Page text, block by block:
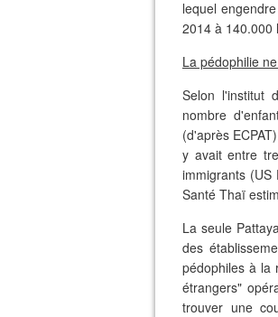
lequel
2014 à 140.000
La pédophilie
Selon l'institut
nombre
(d'après
y avait entre
immigrants
Santé Thaï
La seule
des
pédophiles à la
étrangers"
trouver une